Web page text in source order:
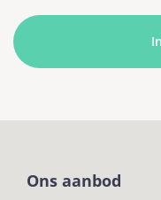
Ons aanbod